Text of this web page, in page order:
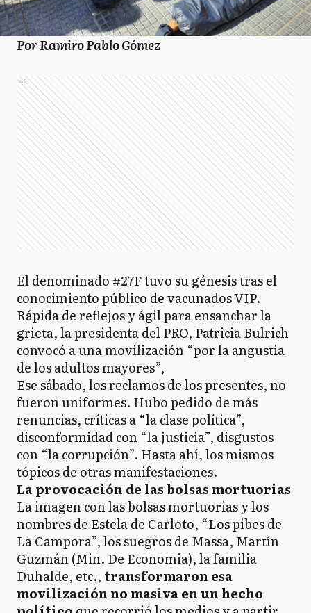
Por Ramiro Pablo Gómez
Ads
El denominado #27F tuvo su génesis tras el
conocimiento público de vacunados VIP.
Rápida de reflejos y ágil para ensanchar la
grieta, la presidenta del PRO, Patricia Bulrich
convocó a una movilización “por la angustia
de los adultos mayores”,
Ese sábado, los reclamos de los presentes, no
fueron uniformes. Hubo pedido de más
renuncias, críticas a “la clase política”,
disconformidad con “la justicia”, disgustos
con “la corrupción”. Hasta ahí, los mismos
tópicos de otras manifestaciones.
La provocación de las bolsas mortuorias
La imagen con las bolsas mortuorias y los
nombres de Estela de Carloto, “Los pibes de
La Campora”, los suegros de Massa, Martín
Guzmán (Min. De Economia), la familia
Duhalde, etc., transformaron esa
movilización no masiva en un hecho